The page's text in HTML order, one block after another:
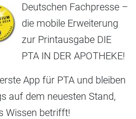
Deutschen Fachpresse –
die mobile Erweiterung
zur Printausgabe DIE
PTA IN DER APOTHEKE!
App für PTA und bleiben
auf dem neuesten Stand,
Wissen betrifft!